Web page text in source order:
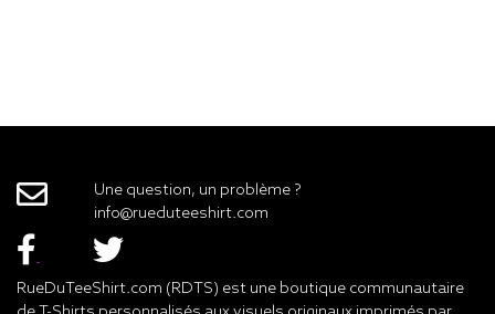
Une question, un problème ?
info@rueduteeshirt.com
RueDuTeeShirt.com (RDTS) est une boutique communautaire